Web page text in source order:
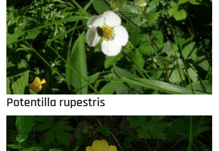
Potentilla rupestris